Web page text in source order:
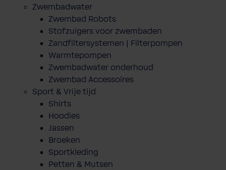
Zwembadwater
Zwembad Robots
Stofzuigers voor zwembaden
Zandfiltersystemen | Filterpompen
Warmtepompen
Zwembadwater onderhoud
Zwembad Accessoires
Sport & Vrije tijd
Shirts
Hoodies
Jassen
Broeken
Sportkleding
Petten & Mutsen